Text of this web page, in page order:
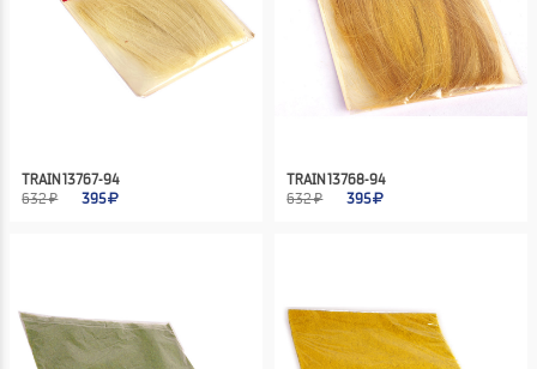
TRAIN 13767-94
632 ₽
395
TRAIN 13768-94
632 ₽
395